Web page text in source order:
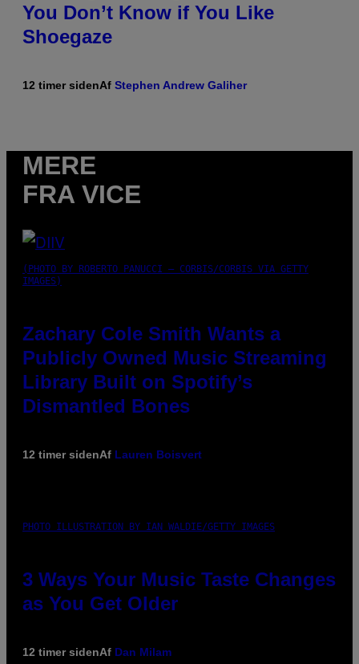
You Don’t Know if You Like
Shoegaze
12 timer sidenAf Stephen Andrew Galiher
MERE
FRA VICE
(PHOTO BY ROBERTO PANUCCI – CORBIS/CORBIS VIA GETTY
IMAGES)
Zachary Cole Smith Wants a
Publicly Owned Music Streaming
Library Built on Spotify’s
Dismantled Bones
12 timer sidenAf Lauren Boisvert
PHOTO ILLUSTRATION BY IAN WALDIE/GETTY IMAGES
3 Ways Your Music Taste Changes
as You Get Older
12 timer sidenAf Dan Milam